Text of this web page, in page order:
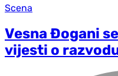
Scena
Vesna Đogani
vijesti o